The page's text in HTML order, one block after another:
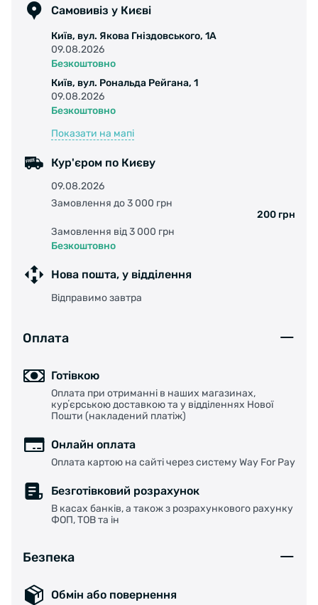
Самовивіз у Києві
Київ, вул. Якова Гніздовського, 1А
09.08.2026
Безкоштовно
Київ, вул. Рональда Рейгана, 1
09.08.2026
Безкоштовно
Показати на мапі
Кур'єром по Києву
09.08.2026
Замовлення до 3 000 грн
200 грн
Замовлення від 3 000 грн
Безкоштовно
Нова пошта, у відділення
Відправимо завтра
Оплата
Готівкою
Оплата при отриманні в наших магазинах,
курʼєрською доставкою та у відділеннях Нової
Пошти (накладений платіж)
Онлайн оплата
Оплата картою на сайті через систему Way For Pay
Безготівковий розрахунок
В касах банків, а також з розрахункового рахунку
ФОП, ТОВ та ін
Безпека
Обмін або повернення